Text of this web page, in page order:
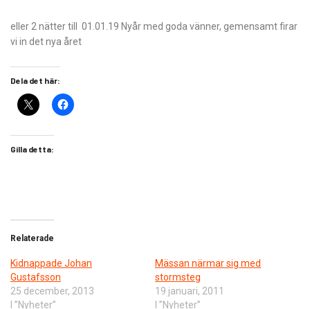
eller 2 nätter till 01.01.19 Nyår med goda vänner, gemensamt firar
vi in det nya året
Dela det här:
Gilla detta:
Relaterade
Kidnappade Johan
Gustafsson
25 december, 2013
I ”Nyheter”
Mässan närmar sig med
stormsteg
19 januari, 2011
I ”Nyheter”